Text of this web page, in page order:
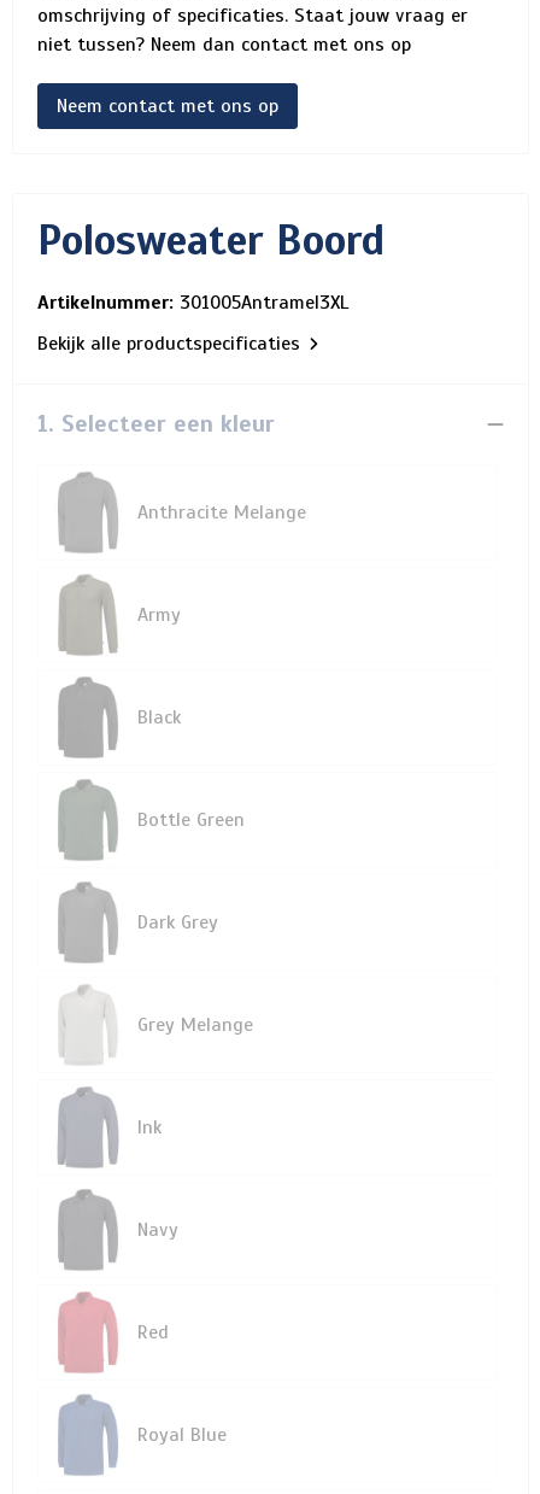
omschrijving of specificaties. Staat jouw vraag er
niet tussen? Neem dan contact met ons op
Neem contact met ons op
Polosweater Boord
Artikelnummer: 301005Antramel3XL
Bekijk alle productspecificaties
1. Selecteer een kleur
Anthracite Melange
Army
Black
Bottle Green
Dark Grey
Grey Melange
Ink
Navy
Red
Royal Blue